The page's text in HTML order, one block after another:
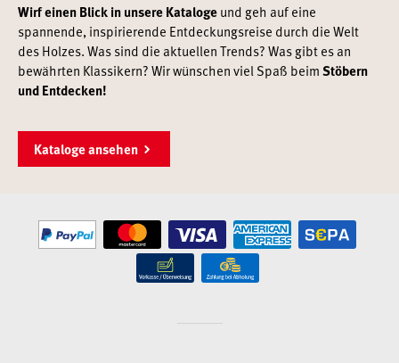
Wirf einen Blick in unsere Katalogeund geh auf eine
spannende, inspirierende Entdeckungsreise durch die Welt
des Holzes. Was sind die aktuellen Trends? Was gibt es an
bewährten Klassikern? Wir wünschen viel Spaß beimStöbern
und Entdecken!
Kataloge ansehen